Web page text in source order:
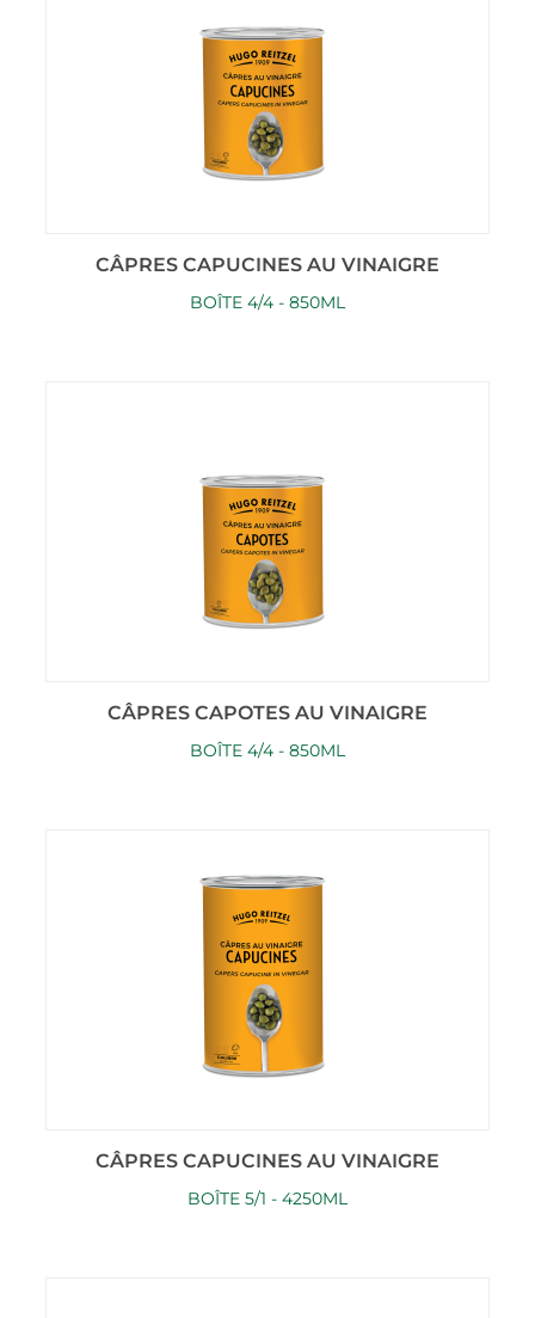
CÂPRES CAPUCINES AU VINAIGRE
BOÎTE 4/4 - 850ML
CÂPRES CAPOTES AU VINAIGRE
BOÎTE 4/4 - 850ML
CÂPRES CAPUCINES AU VINAIGRE
BOÎTE 5/1 - 4250ML